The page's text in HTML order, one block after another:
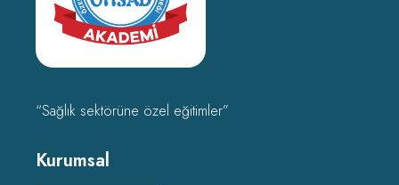
“Sağlık sektörüne özel eğitimler”
Kurumsal